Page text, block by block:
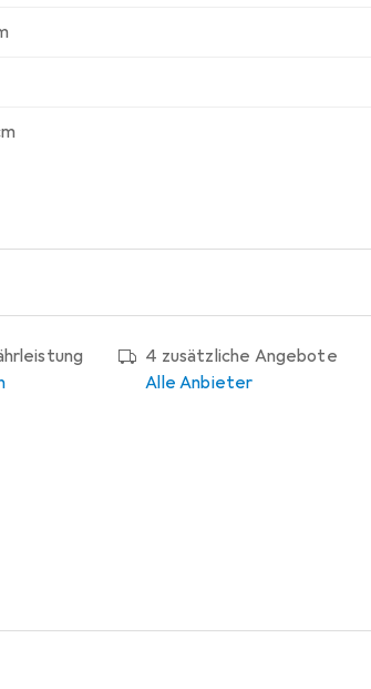
4 zusätzliche Angebote
Alle Anbieter